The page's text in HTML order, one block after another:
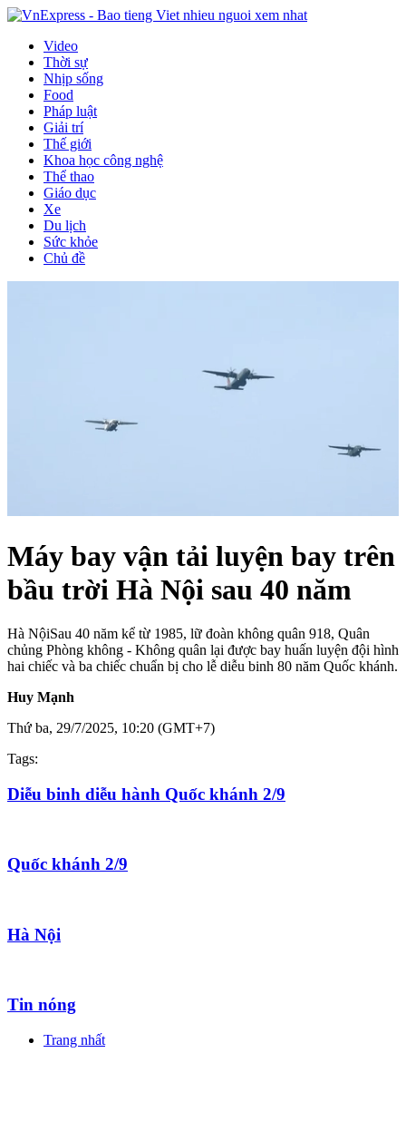
Video
Thời sự
Nhịp sống
Food
Pháp luật
Giải trí
Thế giới
Khoa học công nghệ
Thể thao
Giáo dục
Xe
Du lịch
Sức khỏe
Chủ đề
Máy bay vận tải luyện bay trên
bầu trời Hà Nội sau 40 năm
Hà NộiSau 40 năm kể từ 1985, lữ đoàn không quân 918, Quân
chủng Phòng không - Không quân lại được bay huấn luyện đội hình
hai chiếc và ba chiếc chuẩn bị cho lễ diễu binh 80 năm Quốc khánh.
Huy Mạnh
Thứ ba, 29/7/2025, 10:20 (GMT+7)
Tags:
Diễu binh diễu hành Quốc khánh 2/9
Quốc khánh 2/9
Hà Nội
Tin nóng
Trang nhất